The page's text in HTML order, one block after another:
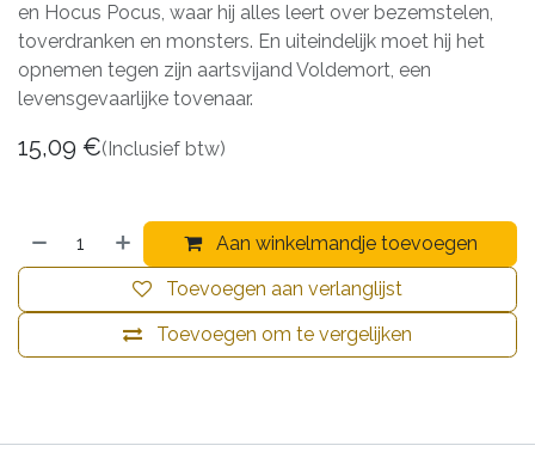
en Hocus Pocus, waar hij alles leert over bezemstelen,
toverdranken en monsters. En uiteindelijk moet hij het
opnemen tegen zijn aartsvijand Voldemort, een
levensgevaarlijke tovenaar.
15,09 €(Inclusief btw)
Aan winkelmandje toevoegen
Toevoegen om te vergelijken
Toevoegen aan verlanglijst